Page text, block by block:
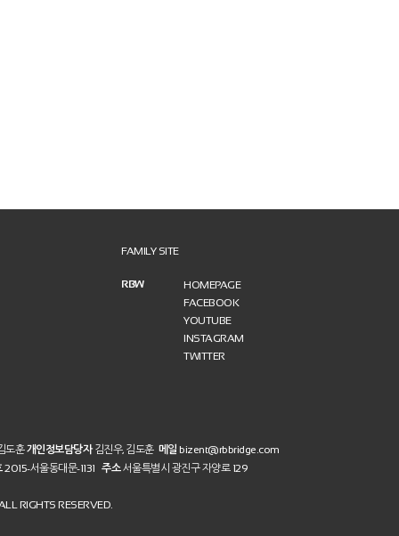
FAMILY SITE
RBW
HOMEPAGE
FACEBOOK
YOUTUBE
INSTAGRAM
TWITTER
도훈개인정보담당자김진우, 김도훈 메일 bizent@rbbridge.com
2015-서울동대문-1131 주소서울특별시 광진구 자양로 129
RIGHTS RESERVED.